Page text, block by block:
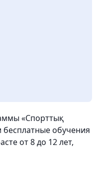
«Спорттық
бесплатные обучения
от 8 до 12 лет,